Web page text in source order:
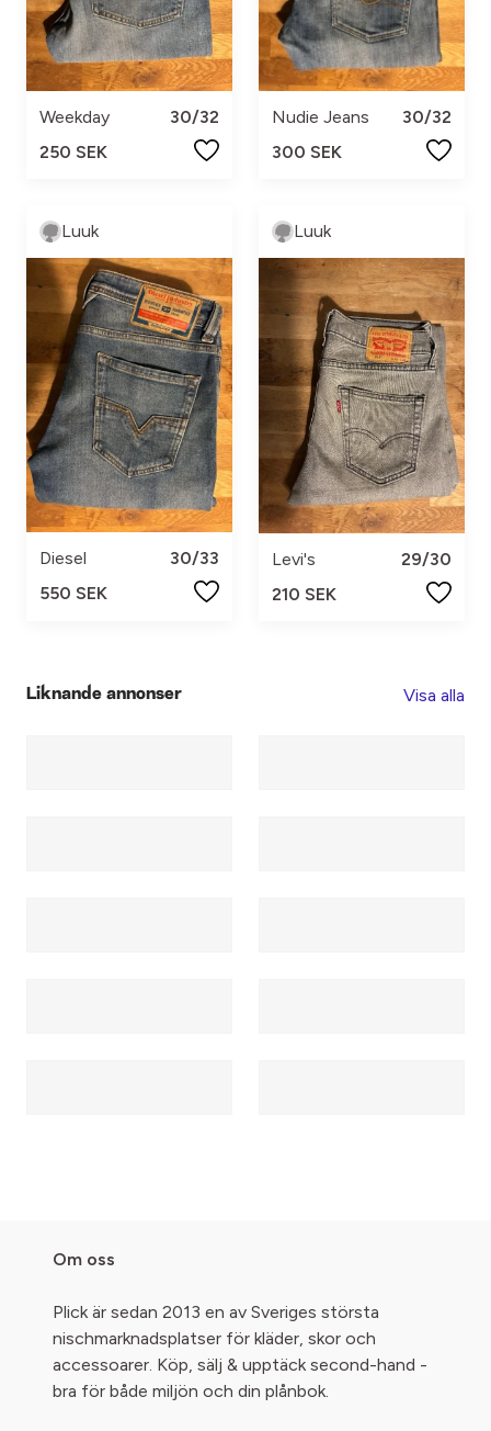
Weekday
30/32
250 SEK
Nudie Jeans
30/32
300 SEK
Luuk
Diesel
30/33
550 SEK
Luuk
Levi's
29/30
210 SEK
Liknande annonser Visa alla
Om oss
Plick är sedan 2013 en av Sveriges största
nischmarknadsplatser för kläder, skor och
accessoarer. Köp, sälj & upptäck second-hand -
bra för både miljön och din plånbok.